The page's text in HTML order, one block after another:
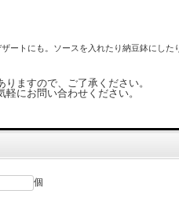
ートにも。ソースを入れたり納豆鉢にし
ますので、ご了承ください。
にお問い合わせください。
個